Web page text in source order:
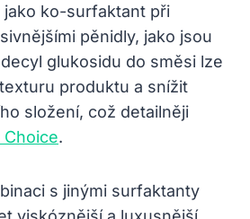
jako ko-surfaktant při
pěnidly, jako jsou
glukosidu do směsi lze
produktu a snížit
složení, což detailněji
Choice.
s jinými surfaktanty